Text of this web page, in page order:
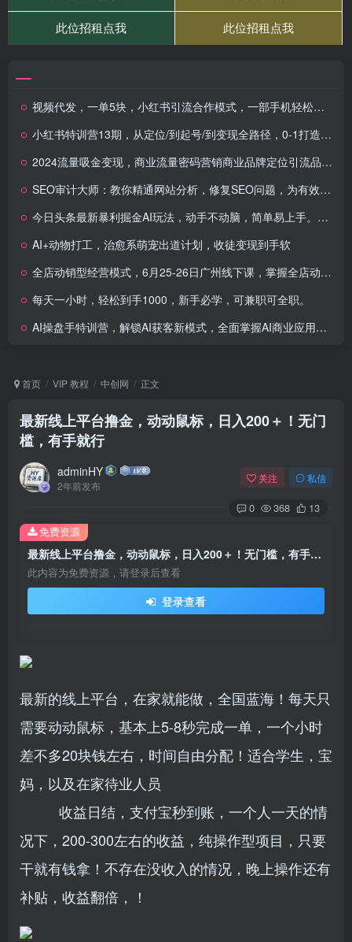
视频代发，一单5块，小红书引流合作模式，一部手机轻松日入多张
小红书特训营13期，从定位/到起号/到变现全路径，0-1打造赚钱IP，月入10w+
2024流量吸金变现，商业流量密码营销商业品牌定位引流品运营逻辑(图文)
SEO审计大师：教你精通网站分析，修复SEO问题，为有效的审核收费5000美元以上！
今日头条最新暴利掘金AI玩法，动手不动脑，简单易上手。小白也可轻松矩…
AI+动物打工，治愈系萌宠出道计划，收徒变现到手软
全店动销型经营模式，6月25-26日广州线下课，掌握全店动销模型和全流程方法论
每天一小时，轻松到手1000，新手必学，可兼职可全职。
AI操盘手特训营，解锁AI获客新模式，全面掌握AI商业应用与提示词技巧
首页 VIP 教程 中创网 正文
最新线上平台撸金，动动鼠标，日入200＋！无门
槛，有手就行
adminHY
2年前发布
关注 私信
0 368 13
最新线上平台撸金，动动鼠标，日入200＋！无门槛，有手就行
此内容为免费资源，请登录后查看
登录查看
免费资源
最新的线上平台，在家就能做，全国蓝海！每天只
需要动动鼠标，基本上5-8秒完成一单，一个小时
差不多20块钱左右，时间自由分配！适合学生，宝
妈，以及在家待业人员
收益日结，支付宝秒到账，一个人一天的情
况下，200-300左右的收益，纯操作型项目，只要
干就有钱拿！不存在没收入的情况，晚上操作还有
补贴，收益翻倍，！